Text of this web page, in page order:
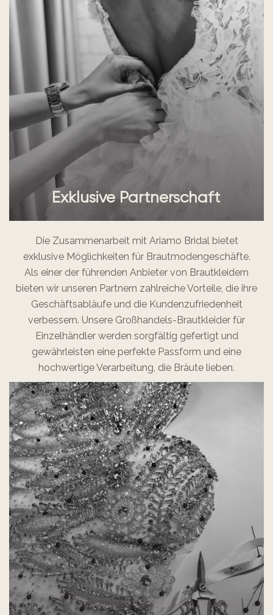
Exklusive Partnerschaft
Die Zusammenarbeit mit Ariamo Bridal bietet
exklusive Möglichkeiten für Brautmodengeschäfte.
Als einer der führenden Anbieter von Brautkleidern
bieten wir unseren Partnern zahlreiche Vorteile, die ihre
Geschäftsabläufe und die Kundenzufriedenheit
verbessern. Unsere Großhandels-Brautkleider für
Einzelhändler werden sorgfältig gefertigt und
gewährleisten eine perfekte Passform und eine
hochwertige Verarbeitung, die Bräute lieben.